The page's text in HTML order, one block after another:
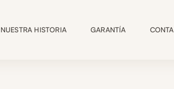
NUESTRA HISTORIA GARANTÍA